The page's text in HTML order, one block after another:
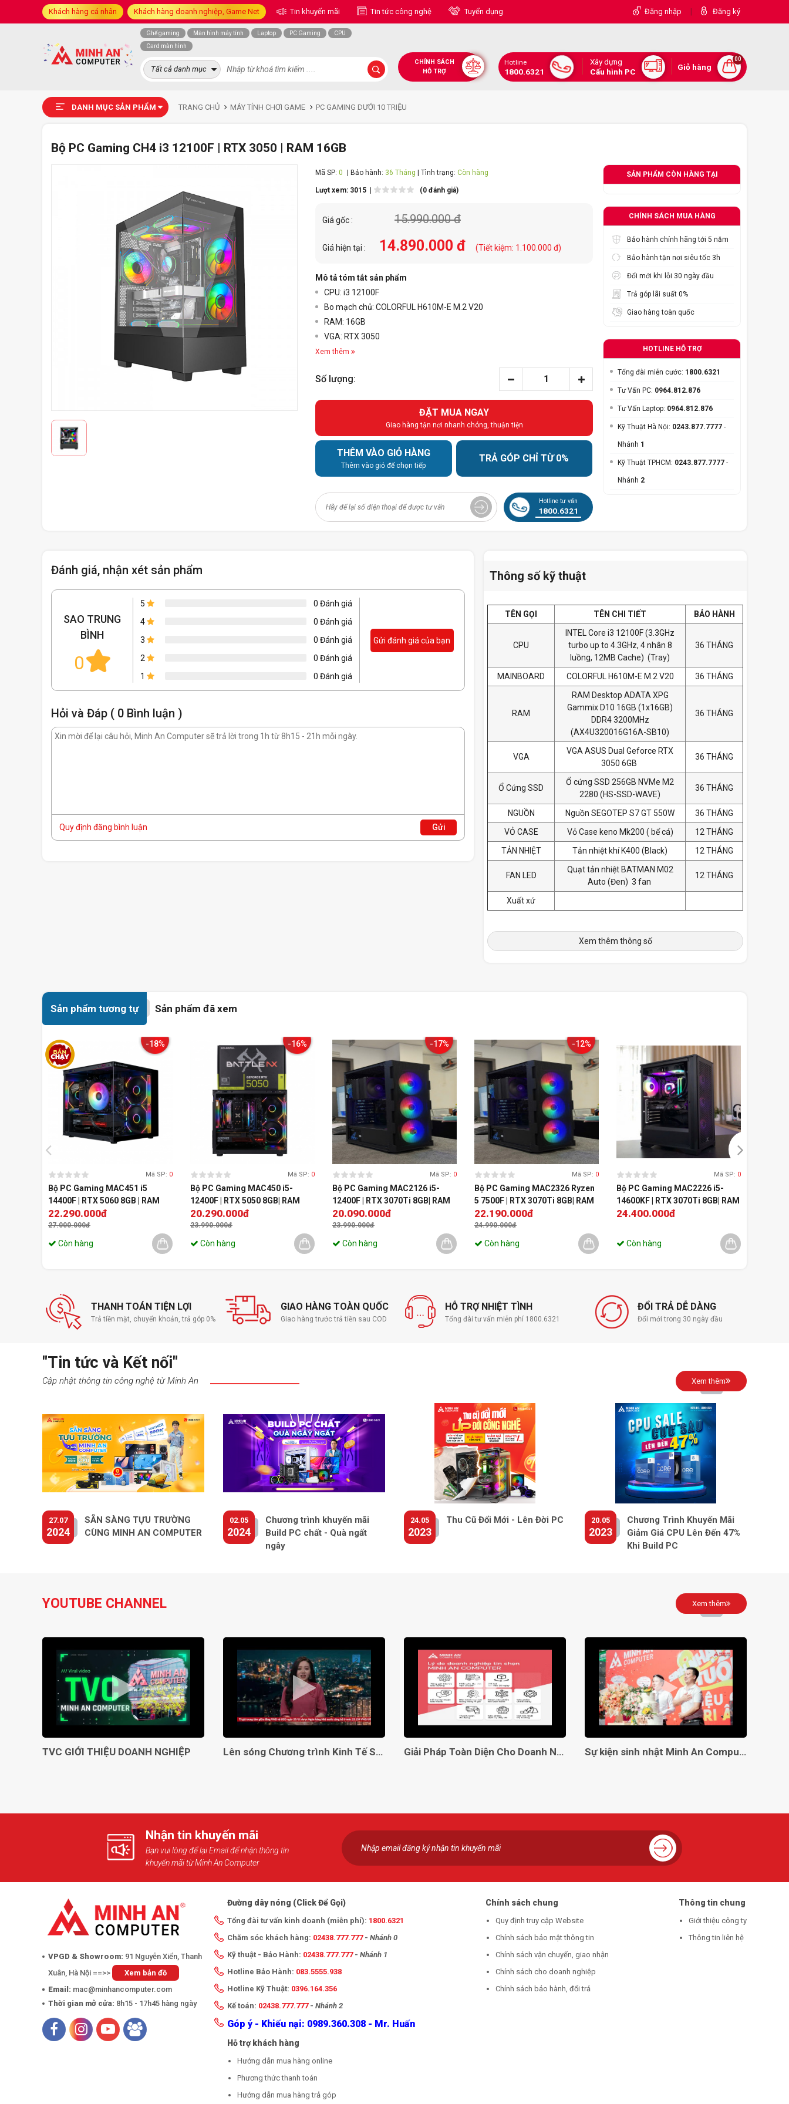
Khách hàng cá nhân Khách hàng doanh nghiệp, Game Net Tin khuyến mãi Tin tức công nghệ Tuyển dụng Đăng nhập | Đăng ký
Ghế gaming Màn hình máy tính Laptop PC Gaming
CPU
Card màn hình
Tất cả danh mục
CHÍNH SÁCH
HỖ TRỢ
Hotline
1800.6321
Xây dựng
Cấu hình PC
Giỏ hàng
00
DANH MỤC SẢN PHẨM TRANG CHỦ MÁY TÍNH CHƠI GAME PC GAMING DƯỚI 10 TRIỆU
Bộ PC Gaming CH4 i3 12100F | RTX 3050 | RAM 16GB
Mã SP: 0 | Bảo hành: 36 Tháng | Tình trạng: Còn hàng
Lượt xem: 3015 | (0 đánh giá)
Giá gốc : 15.990.000 đ
Giá hiện tại : 14.890.000 đ (Tiết kiệm: 1.100.000 đ)
Mô tả tóm tắt sản phẩm
CPU: i3 12100F
Bo mạch chủ: COLORFUL H610M-E M.2 V20
RAM: 16GB
VGA: RTX 3050
Xem thêm
Số lượng:
ĐẶT MUA NGAY
Giao hàng tận nơi nhanh chóng, thuận tiện
THÊM VÀO GIỎ HÀNG
Thêm vào giỏ để chọn tiếp
TRẢ GÓP CHỈ TỪ 0%
Hotline tư vấn
1800.6321
SẢN PHẨM CÒN HÀNG TẠI
CHÍNH SÁCH MUA HÀNG
Bảo hành chính hãng tới 5 năm
Bảo hành tận nơi siêu tốc 3h
Đổi mới khi lỗi 30 ngày đầu
Trả góp lãi suất 0%
Giao hàng toàn quốc
HOTLINE HỖ TRỢ
Tổng đài miễn cước: 1800.6321
Tư Vấn PC: 0964.812.876
Tư Vấn Laptop: 0964.812.876
Kỹ Thuật Hà Nội: 0243.877.7777 -
Nhánh 1
Kỹ Thuật TPHCM: 0243.877.7777 -
Nhánh 2
Đánh giá, nhận xét sản phẩm
SAO TRUNG
BÌNH
0
5
0 Đánh giá
4
0 Đánh giá
3
0 Đánh giá
2
0 Đánh giá
1
0 Đánh giá
Gửi đánh giá của bạn
Hỏi và Đáp ( 0 Bình luận )
Quy định đăng bình luận Gửi
Thông số kỹ thuật
TÊN GỌI TÊN CHI TIẾT BẢO HÀNH
CPU
INTEL Core i3 12100F (3.3GHz
turbo up to 4.3GHz, 4 nhân 8
luồng, 12MB Cache) (Tray)
36 THÁNG
MAINBOARD COLORFUL H610M-E M.2 V20 36 THÁNG
RAM
RAM Desktop ADATA XPG
Gammix D10 16GB (1x16GB)
DDR4 3200MHz
(AX4U320016G16A-SB10)
36 THÁNG
VGA
VGA ASUS Dual Geforce RTX
3050 6GB
36 THÁNG
Ổ Cứng SSD
Ổ cứng SSD 256GB NVMe M2
2280 (HS-SSD-WAVE)
36 THÁNG
NGUỒN Nguồn SEGOTEP S7 GT 550W
36 THÁNG
VỎ CASE
Vỏ Case keno Mk200 ( bể cá)
12 THÁNG
TẢN NHIỆT
Tản nhiệt khí K400 (Black) 12 THÁNG
FAN LED
Quạt tản nhiệt BATMAN M02
Auto (Đen) 3 fan
12 THÁNG
Xuất xứ
Xem thêm thông số
Sản phẩm tương tự Sản phẩm đã xem
-18%
Mã SP: 0
Bộ PC Gaming MAC451 i5
14400F | RTX 5060 8GB | RAM
16GB
22.290.000đ
27.000.000đ
Còn hàng
-16%
Mã SP: 0
Bộ PC Gaming MAC450 i5-
12400F | RTX 5050 8GB| RAM
16GB
20.290.000đ
23.990.000đ
Còn hàng
-17%
Mã SP: 0
Bộ PC Gaming MAC2126 i5-
12400F | RTX 3070Ti 8GB| RAM
16GB
20.090.000đ
23.990.000đ
Còn hàng
-12%
Mã SP: 0
Bộ PC Gaming MAC2326 Ryzen
5 7500F | RTX 3070Ti 8GB| RAM
16GB
22.190.000đ
24.990.000đ
Còn hàng
Mã SP: 0
Bộ PC Gaming MAC2226 i5-
14600KF | RTX 3070Ti 8GB| RAM
16GB
24.400.000đ
Còn hàng
THANH TOÁN TIỆN LỢI
Trả tiền mặt, chuyển khoản, trả góp 0%
GIAO HÀNG TOÀN QUỐC
Giao hàng trước trả tiền sau COD
HỖ TRỢ NHIỆT TÌNH
Tổng đài tư vấn miễn phí 1800.6321
ĐỔI TRẢ DỄ DÀNG
Đổi mới trong 30 ngày đầu
"Tin tức và Kết nối"
Cập nhật thông tin công nghệ từ Minh An Xem thêm
27.07
2024
SẴN SÀNG TỰU TRƯỜNG
CÙNG MINH AN COMPUTER
02.05
2024
Chương trình khuyến mãi
Build PC chất - Quà ngất
ngây
24.05
2023
Thu Cũ Đổi Mới - Lên Đời PC 20.05
2023
Chương Trình Khuyến Mãi
Giảm Giá CPU Lên Đến 47%
Khi Build PC
YOUTUBE CHANNEL Xem thêm
TVC GIỚI THIỆU DOANH NGHIỆP Lên sóng Chương trình Kinh Tế Số VTC2 Giải Pháp Toàn Diện Cho Doanh Nghiệp Với Minh An Computer! Sự kiện sinh nhật Minh An Computer 8 tuổi
Nhận tin khuyến mãi
Bạn vui lòng để lại Email để nhận thông tin
khuyến mãi từ Minh An Computer
VPGD & Showroom: 91 Nguyễn Xiển, Thanh
Xuân, Hà Nội ==>>
Xem bản đồ
Email: mac@minhancomputer.com
Thời gian mở cửa: 8h15 - 17h45 hàng ngày
Đường dây nóng (Click Để Gọi)
Tổng đài tư vấn kinh doanh (miễn phí): 1800.6321
Chăm sóc khách hàng: 02438.777.777- Nhánh 0
Kỹ thuật - Bảo Hành: 02438.777.777- Nhánh 1
Hotline Bảo Hành: 083.5555.938
Hotline Kỹ Thuật: 0396.164.356
Kế toán: 02438.777.777- Nhánh 2
Góp ý - Khiếu nại: 0989.360.308 - Mr. Huấn
Chính sách chung
Quy định truy cập Website
Chính sách bảo mật thông tin
Chính sách vận chuyển, giao nhận
Chính sách cho doanh nghiệp
Chính sách bảo hành, đổi trả
Thông tin chung
Giới thiệu công ty
Thông tin liên hệ
Hỗ trợ khách hàng
Hướng dẫn mua hàng online
Phương thức thanh toán
Hướng dẫn mua hàng trả góp